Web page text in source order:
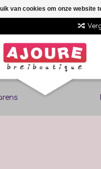
van cookies om onze website